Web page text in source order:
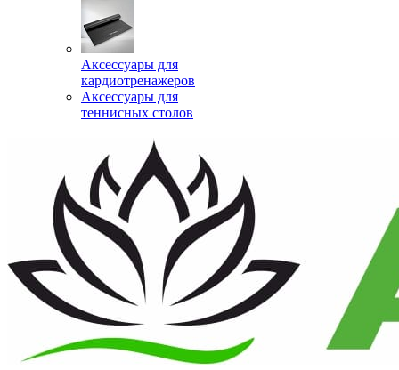
Аксессуары для
кардиотренажеров
Аксессуары для
теннисных столов